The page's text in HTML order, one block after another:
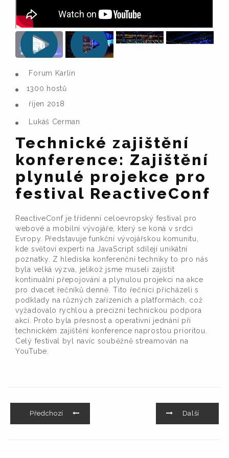
Forum Karlín
1300 hostů
říjen 2018
Lukáš Cerman
Technické zajištění
konference: Zajištění
plynulé projekce pro
festival ReactiveConf
ReactiveConf je třídenní celoevropský festival pro
webové a mobilní vývojáře, který se koná v srdci
Evropy. Představuje funkční vývojářskou komunitu,
kde světoví experti na JavaScript sdílejí unikátní
poznatky. Z hlediska konferenční techniky to pro nás
byla velká výzva, jelikož jsme museli zajistit
kontinuální přepojování a plynulou projekci na akce
pro dvacet řečníků denně. Tito řečníci přicházeli s
podklady na různých zařízeních a platformách, což
vyžadovalo rychlou a precizní technickou podpora
akcí. Proto byla přesnost a operativní jednání při
technickém zajištění konference naprostou prioritou.
Celý festival byl navíc souběžně streamován na
YouTube.
Předchozí Další